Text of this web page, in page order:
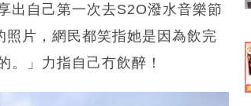
出自己第一次去S2O潑水音樂節
片，網民都笑指她是因為飲完
。」力指自己冇飲醉！